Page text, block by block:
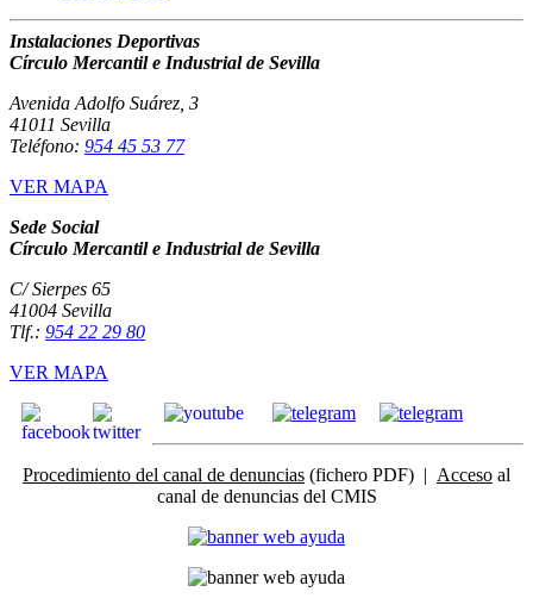
Instalaciones Deportivas
Círculo Mercantil e Industrial de Sevilla
Avenida Adolfo Suárez, 3
41011 Sevilla
Teléfono: 954 45 53 77
VER MAPA
Sede Social
Círculo Mercantil e Industrial de Sevilla
C/ Sierpes 65
41004 Sevilla
Tlf.: 954 22 29 80
VER MAPA
Procedimiento del canal de denuncias (fichero PDF) | Acceso al
canal de denuncias del CMIS